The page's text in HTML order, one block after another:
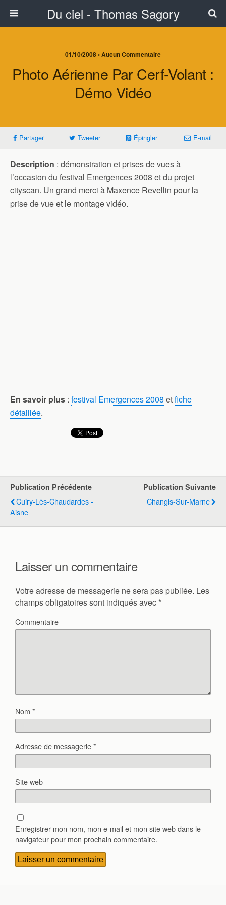
Du ciel - Thomas Sagory
01/10/2008 • Aucun Commentaire
Photo Aérienne Par Cerf-Volant :
Démo Vidéo
Partager Tweeter Épingler E-mail
Description : démonstration et prises de vues à
l’occasion du festival Emergences 2008 et du projet
cityscan. Un grand merci à Maxence Revellin pour la
prise de vue et le montage vidéo.
En savoir plus : festival Emergences 2008 etfiche
détaillée.
Publication Précédente
Cuiry-Lès-Chaudardes -
Aisne
Publication Suivante
Changis-Sur-Marne
Laisser un commentaire
Votre adresse de messagerie ne sera pas publiée. Les
champs obligatoires sont indiqués avec *
Commentaire
Nom *
Adresse de messagerie*
Site web
Enregistrer mon nom, mon e-mail et mon site web dans le
navigateur pour mon prochain commentaire.